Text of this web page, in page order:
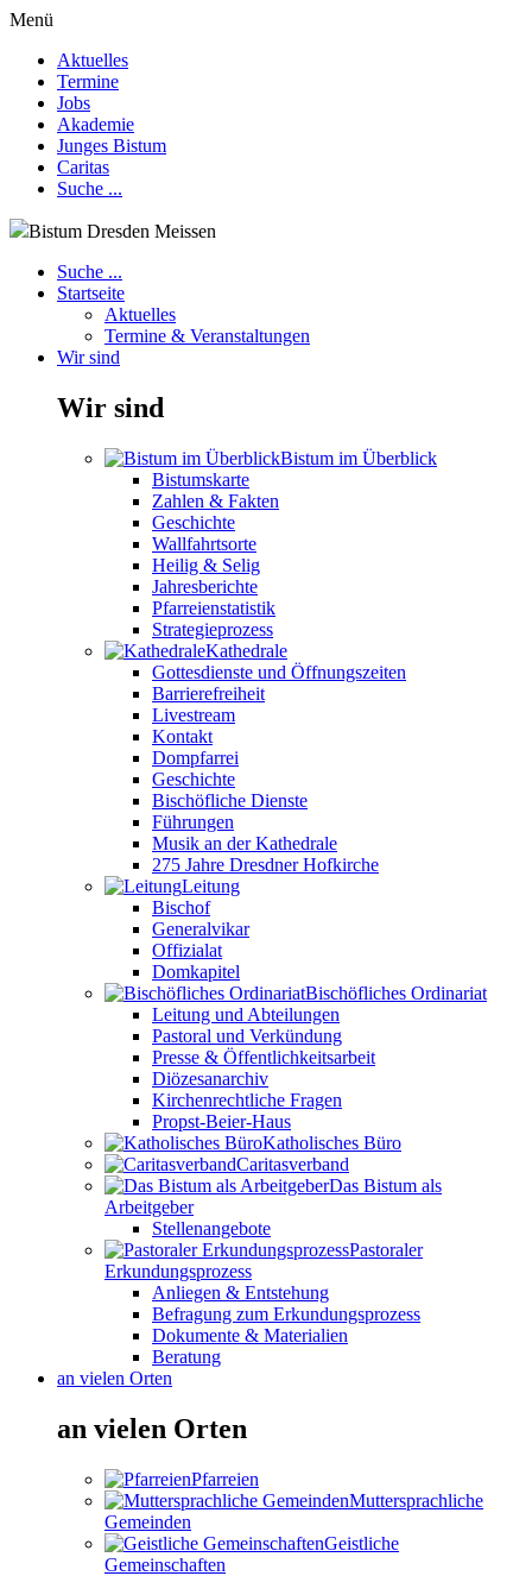
Menü
Aktuelles
Termine
Jobs
Akademie
Junges Bistum
Caritas
Suche ...
Bistum Dresden Meissen
Suche ...
Startseite
Aktuelles
Termine & Veranstaltungen
Wir sind
Wir sind
Bistum im Überblick
Bistumskarte
Zahlen & Fakten
Geschichte
Wallfahrtsorte
Heilig & Selig
Jahresberichte
Pfarreienstatistik
Strategieprozess
Kathedrale
Gottesdienste und Öffnungszeiten
Barrierefreiheit
Livestream
Kontakt
Dompfarrei
Geschichte
Bischöfliche Dienste
Führungen
Musik an der Kathedrale
275 Jahre Dresdner Hofkirche
Leitung
Bischof
Generalvikar
Offizialat
Domkapitel
Bischöfliches Ordinariat
Leitung und Abteilungen
Pastoral und Verkündung
Presse & Öffentlichkeitsarbeit
Diözesanarchiv
Kirchenrechtliche Fragen
Propst-Beier-Haus
Katholisches Büro
Caritasverband
Das Bistum als
Arbeitgeber
Stellenangebote
Pastoraler
Erkundungsprozess
Anliegen & Entstehung
Befragung zum Erkundungsprozess
Dokumente & Materialien
Beratung
an vielen Orten
an vielen Orten
Pfarreien
Muttersprachliche
Gemeinden
Geistliche
Gemeinschaften